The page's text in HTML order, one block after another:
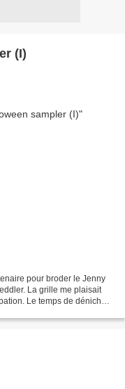
(I)
pour broder le Jenny
La grille me plaisait
Le temps de dénicher